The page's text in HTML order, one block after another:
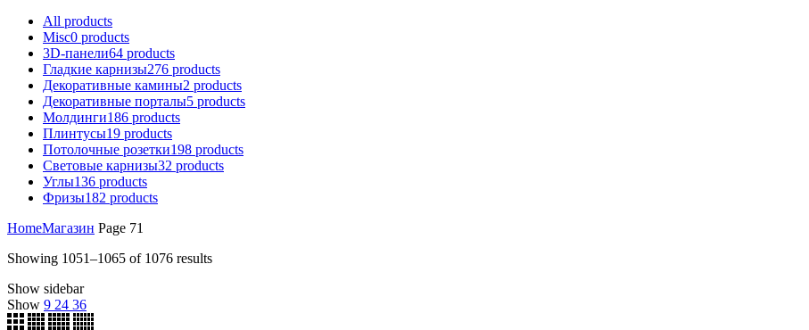
All products
Misc0 products
3D-панели64 products
Гладкие карнизы276 products
Декоративные камины2 products
Декоративные порталы5 products
Молдинги186 products
Плинтусы19 products
Потолочные розетки198 products
Световые карнизы32 products
Углы136 products
Фризы182 products
HomeМагазин Page 71
Showing 1051–1065 of 1076 results
Show sidebar
Show 9 24 36